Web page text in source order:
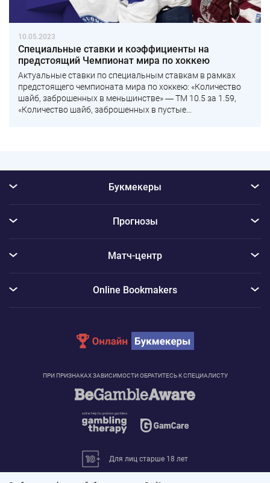
10.05.2023
Специальные ставки и коэффициенты на
предстоящий Чемпионат мира по хоккею
Актуальные ставки по специальным ставкам в рамках
предстоящего чемпионата мира по хоккею: «Количество
шайб, заброшенных в меньшинстве» ― ТМ 10.5 за 1.59,
«Количество шайб, заброшенных в пустые...
ПРИ ПРИЗНАКАХ ЗАВИСИМОСТИ ОБРАТИТЕСЬ К СПЕЦИАЛИСТУ
Для лиц старше 18 лет
Букмекеры
Прогнозы
Матч-центр
Online Bookmakers